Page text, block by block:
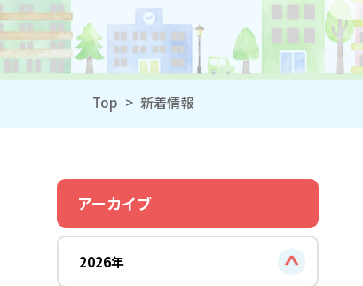
Top > 新着情報
アーカイブ
2026年